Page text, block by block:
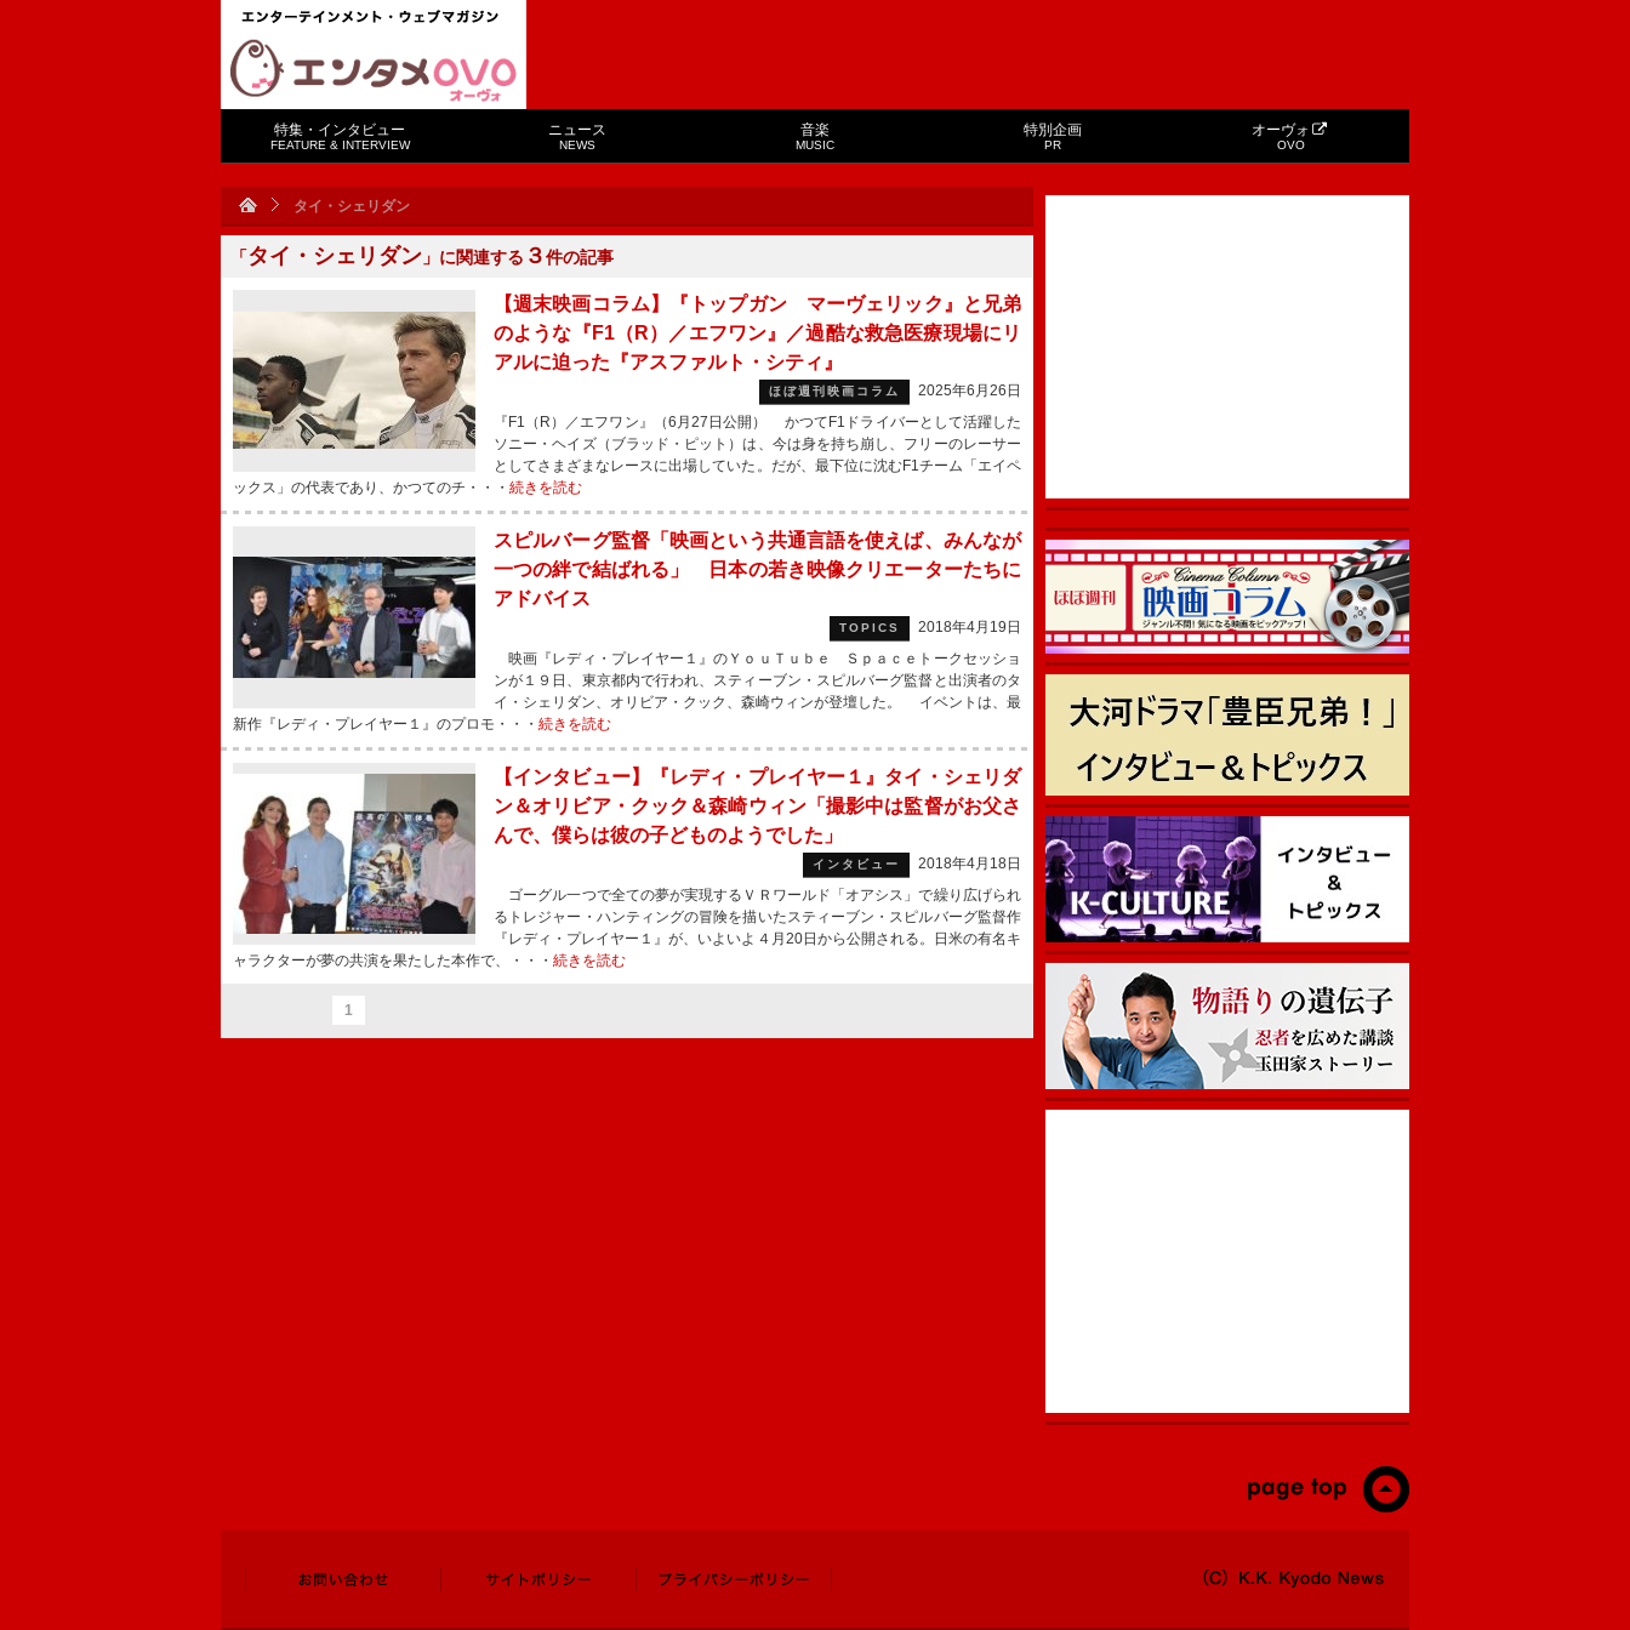
特集・インタビュー
FEATURE & INTERVIEW
ニュース
NEWS
音楽
MUSIC
特別企画
PR
オーヴォ
OVO
タイ・シェリダン
「タイ・シェリダン 」に関連する ３件の記事
【週末映画コラム】『トップガン マーヴェリック』と兄弟
のような『F1（R）／エフワン』／過酷な救急医療現場にリ
アルに迫った『アスファルト・シティ』
ほぼ週刊映画コラム
2025年6月26日
『F1（R）／エフワン』（6月27日公開） かつてF1ドライバーとして活躍した
ソニー・ヘイズ（ブラッド・ピット）は、今は身を持ち崩し、フリーのレーサー
としてさまざまなレースに出場していた。だが、最下位に沈むF1チーム「エイペ
ックス」の代表であり、かつてのチ・・・ 続きを読む
スピルバーグ監督「映画という共通言語を使えば、みんなが
一つの絆で結ばれる」 日本の若き映像クリエーターたちに
アドバイス
TOPICS
2018年4月19日
映画『レディ・プレイヤー１』のＹｏｕＴｕｂｅ Ｓｐａｃｅトークセッショ
ンが１９日、東京都内で行われ、スティーブン・スピルバーグ監督と出演者のタ
イ・シェリダン、オリビア・クック、森崎ウィンが登壇した。 イベントは、最
新作『レディ・プレイヤー１』のプロモ・・・ 続きを読む
【インタビュー】『レディ・プレイヤー１』タイ・シェリダ
ン＆オリビア・クック＆森崎ウィン「撮影中は監督がお父さ
んで、僕らは彼の子どものようでした」
インタビュー
2018年4月18日
ゴーグル一つで全ての夢が実現するＶＲワールド「オアシス」で繰り広げられ
るトレジャー・ハンティングの冒険を描いたスティーブン・スピルバーグ監督作
『レディ・プレイヤー１』が、いよいよ４月20日から公開される。日米の有名キ
ャラクターが夢の共演を果たした本作で、・・・ 続きを読む
1